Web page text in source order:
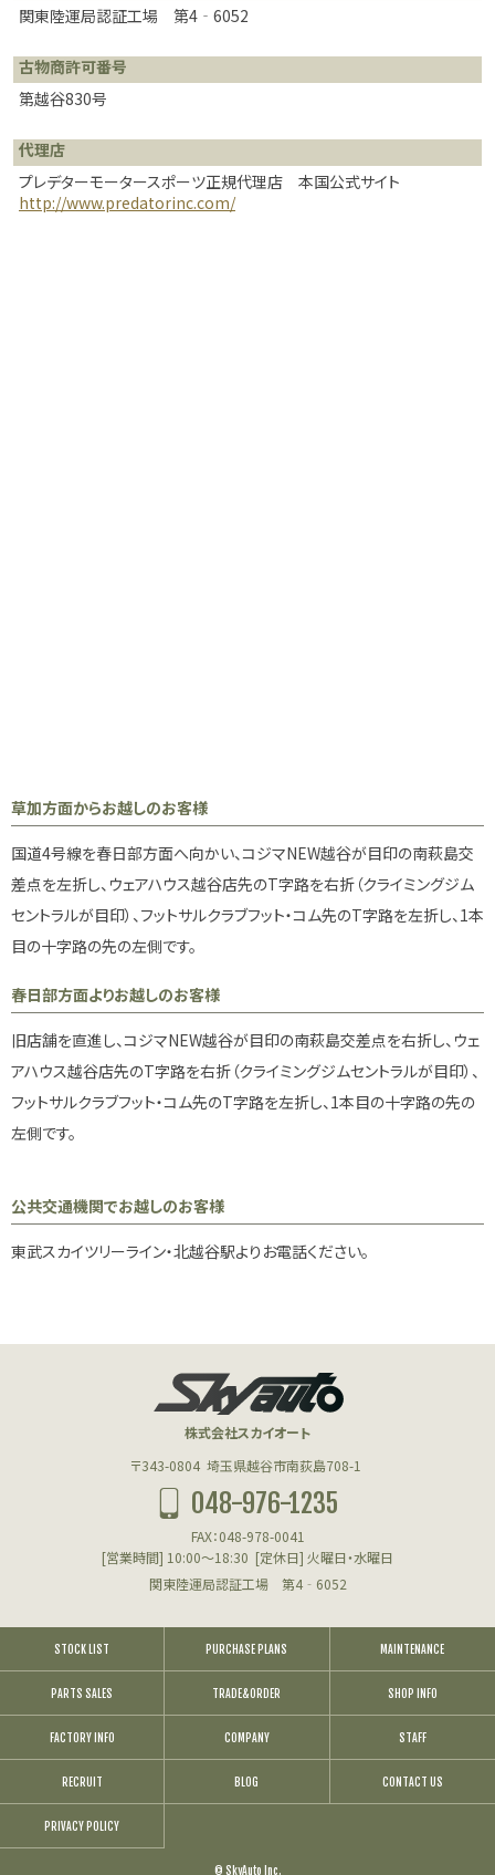
関東陸運局認証工場 第4‐6052
古物商許可番号
第越谷830号
代理店
プレデターモータースポーツ正規代理店 本国公式サイト
http://www.predatorinc.com/
草加方面からお越しのお客様
国道4号線を春日部方面へ向かい、コジマNEW越谷が目印の南萩島交
差点を左折し、ウェアハウス越谷店先のT字路を右折（クライミングジム
セントラルが目印）、フットサルクラブフット・コム先のT字路を左折し、1本
目の十字路の先の左側です。
春日部方面よりお越しのお客様
旧店舗を直進し、コジマNEW越谷が目印の南萩島交差点を右折し、ウェ
アハウス越谷店先のT字路を右折（クライミングジムセントラルが目印）、
フットサルクラブフット・コム先のT字路を左折し、1本目の十字路の先の
左側です。
公共交通機関でお越しのお客様
東武スカイツリーライン・北越谷駅よりお電話ください。
株式会社スカイオート
〒343-0804 埼玉県越谷市南荻島708-1
048-976-1235
FAX：048-978-0041
[営業時間] 10:00～18:30 [定休日] 火曜日・水曜日
関東陸運局認証工場 第4‐6052
STOCK LIST PURCHASE PLANS MAINTENANCE
PARTS SALES TRADE&ORDER SHOP INFO
FACTORY INFO COMPANY STAFF
RECRUIT BLOG CONTACT US
PRIVACY POLICY
© SkyAuto Inc.